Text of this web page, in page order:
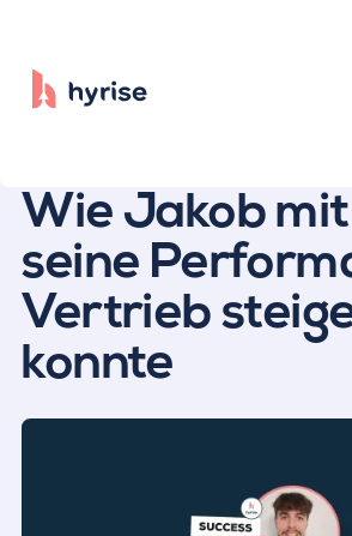
Wie Jakob
seine
Vertrieb
konnte